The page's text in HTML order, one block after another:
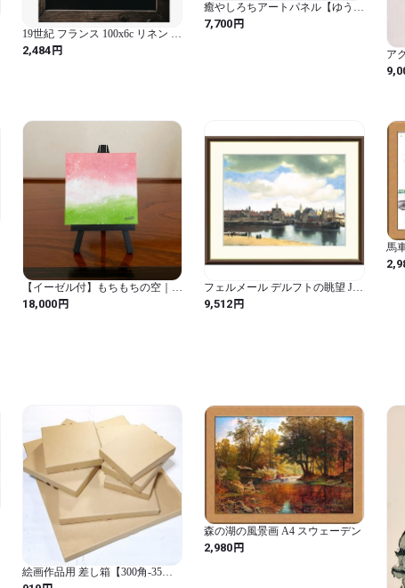
19世紀 フランス 100x6c リネン 少
女とお馬とハンドワークフィレレ
ース アンティーク
2,484円
癒やしろちアートパネル【ゆうや
けの金の星】
7,700円
ア
旅
【イーゼル付】もちもちの空｜和
モダンアート・アクリル原画・ミ
ニキャンバス・一点物
18,000円
フェルメール デルフトの眺望 J1-
005 世界の名画 絵画 額入り イン
テリア アート (f4/42×34cm, デル
9,512円
馬
絵画作品用 差し箱【300角-35】
（適用作品サイズ
森の湖の風景画 A4 スウェーデン
2,980円